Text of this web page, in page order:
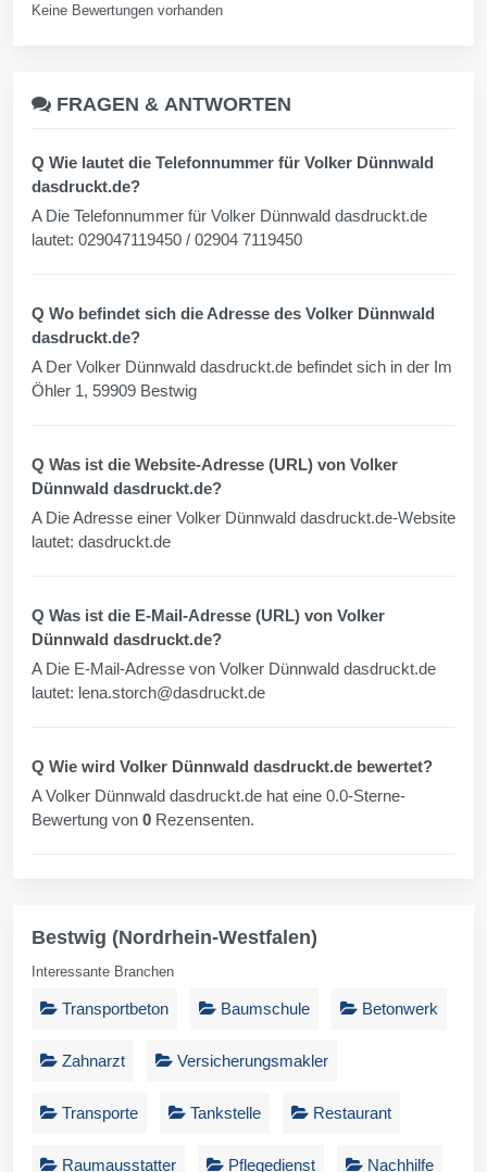
Keine Bewertungen vorhanden
FRAGEN & ANTWORTEN
Q Wie lautet die Telefonnummer für Volker Dünnwald
dasdruckt.de?
A Die Telefonnummer für Volker Dünnwald dasdruckt.de
lautet: 029047119450 / 02904 7119450
Q Wo befindet sich die Adresse des Volker Dünnwald
dasdruckt.de?
A Der Volker Dünnwald dasdruckt.de befindet sich in der Im
Öhler 1, 59909 Bestwig
Q Was ist die Website-Adresse (URL) von Volker
Dünnwald dasdruckt.de?
A Die Adresse einer Volker Dünnwald dasdruckt.de-Website
lautet: dasdruckt.de
Q Was ist die E-Mail-Adresse (URL) von Volker
Dünnwald dasdruckt.de?
A Die E-Mail-Adresse von Volker Dünnwald dasdruckt.de
lautet: lena.storch@dasdruckt.de
Q Wie wird Volker Dünnwald dasdruckt.de bewertet?
A Volker Dünnwald dasdruckt.de hat eine 0.0-Sterne-
Bewertung von 0 Rezensenten.
Bestwig (Nordrhein-Westfalen)
Interessante Branchen
Transportbeton Baumschule Betonwerk
Zahnarzt Versicherungsmakler
Transporte Tankstelle Restaurant
Raumausstatter Pflegedienst Nachhilfe